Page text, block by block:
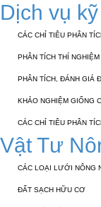
Dịch vụ
CÁC CHỈ TIÊU PHÂN
PHÂN TÍCH THÍ
PHÂN TÍCH, ĐÁNH GIÁ
KHẢO NGHIỆM GIỐNG
CÁC CHỈ TIÊU PHÂN
Vật Tư
CÁC LOẠI LƯỚI NÔNG
ĐẤT SẠCH HỮU CƠ